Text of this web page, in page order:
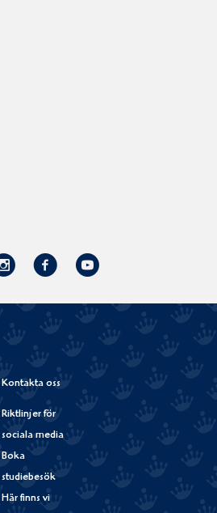
Norrmejerier
Instagram
Facebook
Youtube
Kontakta oss
Riktlinjer för
sociala media
Boka
studiebesök
Här finns vi